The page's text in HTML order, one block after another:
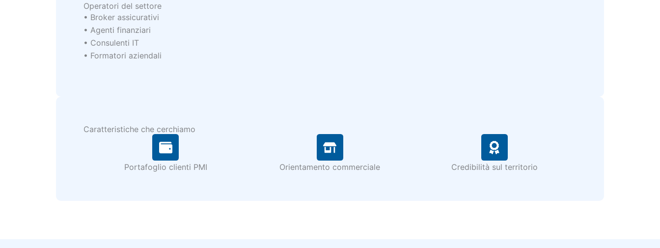
Operatori del settore
• Broker assicurativi
• Agenti finanziari
• Consulenti IT
• Formatori aziendali
Caratteristiche che cerchiamo
Portafoglio clienti PMI Orientamento commerciale Credibilità sul territorio